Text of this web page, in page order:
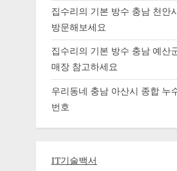
집수리의 기본 방수 충남 천안
방문해보세요
집수리의 기본 방수 충남 예산
매장 참고하세요
우리동네 충남 아산시 종합 누
번호
IT기술백서